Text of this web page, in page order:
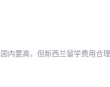
内要高，但新西兰留学费用合理